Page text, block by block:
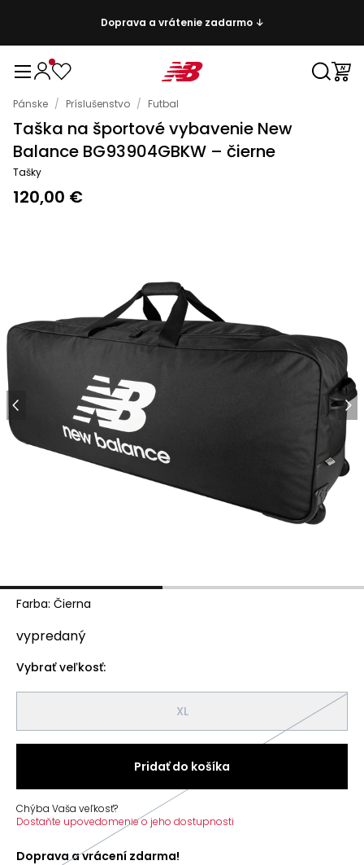
Doprava a vrátenie zadarmo ↓
Pánske / Príslušenstvo / Futbal
Taška na športové vybavenie New
Balance BG93904GBKW – čierne
Tašky
120,00 €
Farba: Čierna
vypredaný
Vybrať veľkosť:
XL
Pridať do košíka
Chýba Vaša veľkosť?
Dostaňte upovedomenie o jeho dostupnosti
Doprava a vrácení zdarma!